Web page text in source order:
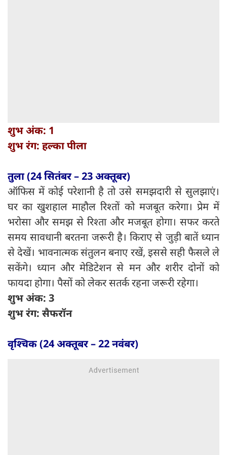
शुभ अंक: 1
शुभ रंग: हल्का पीला
तुला (24 सितंबर – 23 अक्तूबर)
ऑफिस में कोई परेशानी है तो उसे समझदारी से सुलझाएं।
घर का खुशहाल माहौल रिश्तों को मजबूत करेगा। प्रेम में
भरोसा और समझ से रिश्ता और मजबूत होगा। सफर करते
समय सावधानी बरतना जरूरी है। किराए से जुड़ी बातें ध्यान
से देखें। भावनात्मक संतुलन बनाए रखें, इससे सही फैसले ले
सकेंगे। ध्यान और मेडिटेशन से मन और शरीर दोनों को
फायदा होगा। पैसों को लेकर सतर्क रहना जरूरी रहेगा।
शुभ अंक: 3
शुभ रंग: सैफरॉन
वृश्चिक (24 अक्तूबर – 22 नवंबर)